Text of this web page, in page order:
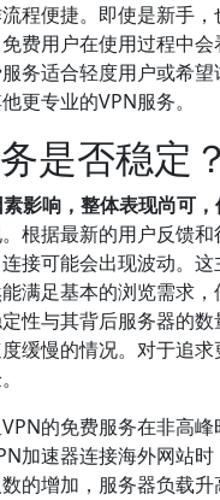
程便捷。即使是新手
费用户在使用过程中
务适合轻度用户或希
更专业的VPN服务。
是否稳定？
影响，整体表现尚可，
根据最新的用户反馈
接可能会出现波动。
满足基本的浏览需求
性与其背后服务器的
缓慢的情况。对于追
的免费服务在非高
加速器连接海外网站
的增加，服务器负载